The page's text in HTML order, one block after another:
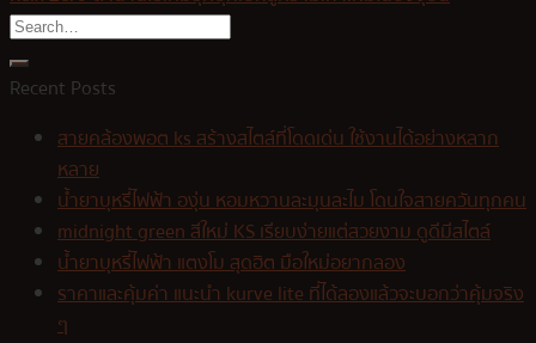
Recent Posts
สายคล้องพอต ks สร้างสไตล์ที่โดดเด่น ใช้งานได้อย่างหลาก
หลาย
น้ำยาบุหรี่ไฟฟ้า องุ่น หอมหวานละมุนละไม โดนใจสายควันทุกคน
midnight green สีใหม่ KS เรียบง่ายแต่สวยงาม ดูดีมีสไตล์
น้ำยาบุหรี่ไฟฟ้า แตงโม สุดฮิต มือใหม่อยากลอง
ราคาและคุ้มค่า แนะนำ kurve lite ที่ได้ลองแล้วจะบอกว่าคุ้มจริง
ๆ